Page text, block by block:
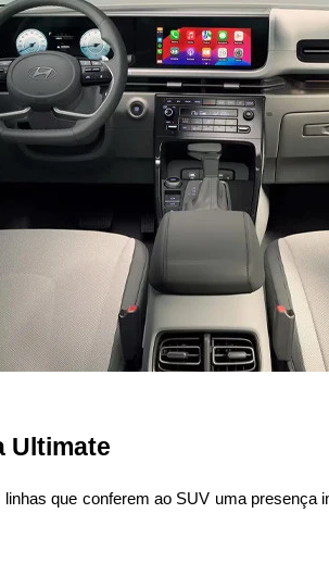
Ultimate
que conferem ao SUV uma